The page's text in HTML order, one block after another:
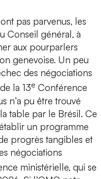
pas parvenus, les
Conseil général, à
aux pourparlers
genevoise. Un peu
des négociations
la 13e Conférence
n’a pu être trouvé
table par le Brésil. Ce
un programme
progrès tangibles et
négociations
ministérielle, qui se